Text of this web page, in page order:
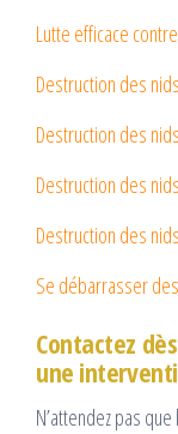
Lutte efficace
Destruction des
Destruction des
Destruction des
Destruction des
Se débarrasser
Contactez
une
N’attendez pas